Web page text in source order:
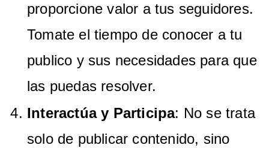
proporcione valor a tus seguidores.
Tomate el tiempo de conocer a tu
publico y sus necesidades para que
las puedas resolver.
Interactúa y Participa: No se trata
solo de publicar contenido, sino